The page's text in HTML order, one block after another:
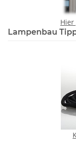
Hier
Lampenbau